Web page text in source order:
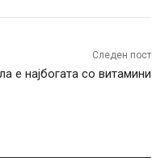
Следен пост
е најбогата со витамини